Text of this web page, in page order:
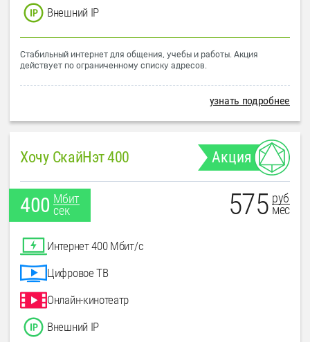
Внешний IP
Стабильный интернет для общения, учебы и работы. Акция
действует по ограниченному списку адресов.
узнать подробнее
Хочу СкайНэт 400 Акция
400 Мбит
сек
575 руб
мес
Интернет 400 Мбит/с
Цифровое ТВ
Онлайн-кинотеатр
Внешний IP